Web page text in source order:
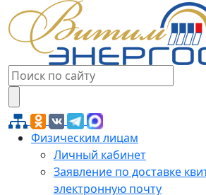
Физическим лицам
Личный кабинет
Заявление по доставке
электронную почту